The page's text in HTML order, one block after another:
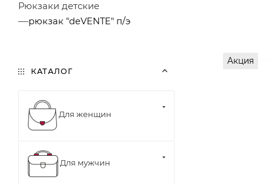
Рюкзаки детские
—рюкзак "deVENTE" п/э
Акция
КАТАЛОГ
Для женщин
Для мужчин